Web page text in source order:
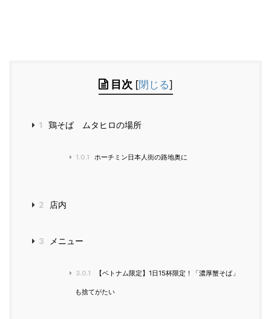
目次 [閉じる]
1 鶏そば ムタヒロの場所
1.0.1 ホーチミン日本人街の路地奥に
2 店内
3 メニュー
3.0.1 【ベトナム限定】1日15杯限定！「濃厚蟹そば」
も捨てがたい